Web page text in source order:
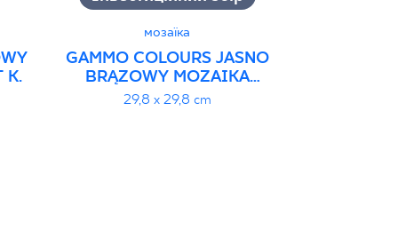
K.
мозаїка
GAMMO COLOURS JASNO
BRĄZOWY MOZAIKA
PRASOWANA MAT K.
29,8 x 29,8 cm